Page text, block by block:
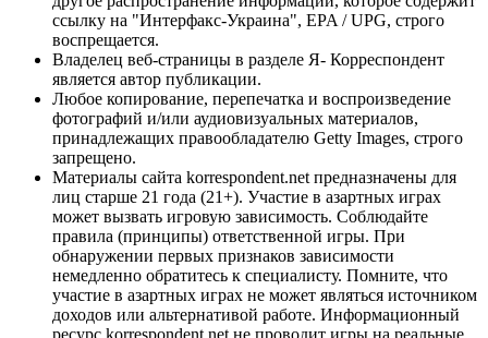
ссылку на "Интерфакс-Украина", EPA / UPG, строго
воспрещается.
Владелец веб-страницы в разделе Я- Корреспондент
является автор публикации.
Любое копирование, перепечатка и воспроизведение
фотографий и/или аудиовизуальных материалов,
принадлежащих правообладателю Getty Images, строго
запрещено.
Материалы сайта korrespondent.net предназначены для
лиц старше 21 года (21+). Участие в азартных играх
может вызвать игровую зависимость. Соблюдайте
правила (принципы) ответственной игры. При
обнаружении первых признаков зависимости
немедленно обратитесь к специалисту. Помните, что
участие в азартных играх не может являться источником
доходов или альтернативой работе. Информационный
ресурс korrespondent.net не проводит игры на реальные